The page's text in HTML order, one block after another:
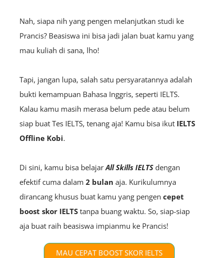
Nah, siapa nih yang pengen melanjutkan studi ke
Prancis? Beasiswa ini bisa jadi jalan buat kamu yang
mau kuliah di sana, lho!
Tapi, jangan lupa, salah satu persyaratannya adalah
bukti kemampuan Bahasa Inggris, seperti IELTS.
Kalau kamu masih merasa belum pede atau belum
siap buat Tes IELTS, tenang aja! Kamu bisa ikut IELTS
Offline Kobi.
Di sini, kamu bisa belajarAll Skills IELTS dengan
efektif cuma dalam 2 bulan aja. Kurikulumnya
dirancang khusus buat kamu yang pengen cepet
boost skor IELTS tanpa buang waktu. So, siap-siap
aja buat raih beasiswa impianmu ke Prancis!
MAU CEPAT BOOST SKOR IELTS